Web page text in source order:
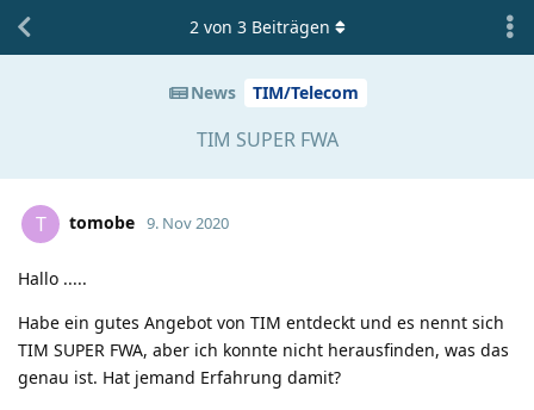
News TIM/Telecom
TIM SUPER FWA
2von 3Beiträgen
T tomobe 9. Nov 2020
Hallo .....
Habe ein gutes Angebot von TIM entdeckt und es nennt sich
TIM SUPER FWA, aber ich konnte nicht herausfinden, was das
genau ist. Hat jemand Erfahrung damit?